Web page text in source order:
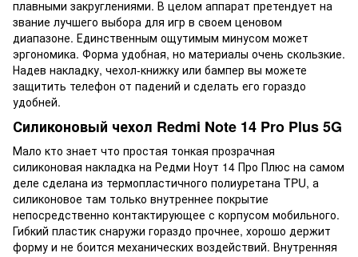
плавными закруглениями. В целом аппарат претендует на
звание лучшего выбора для игр в своем ценовом
диапазоне. Единственным ощутимым минусом может
эргономика. Форма удобная, но материалы очень скользкие.
Надев накладку, чехол-книжку или бампер вы можете
защитить телефон от падений и сделать его гораздо
удобней.
Силиконовый чехол Redmi Note 14 Pro Plus 5G
Мало кто знает что простая тонкая прозрачная
силиконовая накладка на Редми Ноут 14 Про Плюс на самом
деле сделана из термопластичного полиуретана TPU, а
силиконовое там только внутреннее покрытие
непосредственно контактирующее с корпусом мобильного.
Гибкий пластик снаружи гораздо прочнее, хорошо держит
форму и не боится механических воздействий. Внутренняя